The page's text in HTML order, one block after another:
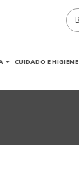
CUIDADO E HIGIENE